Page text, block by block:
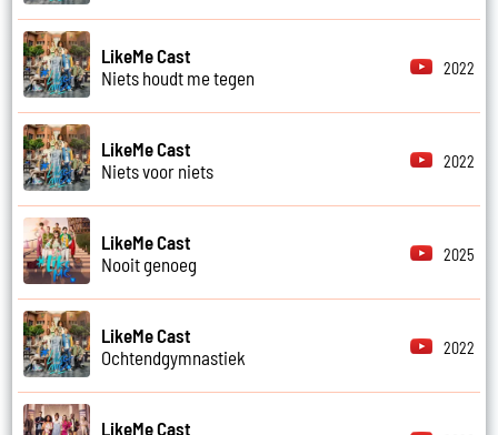
LikeMe Cast
Niets houdt me tegen
2022
LikeMe Cast
Niets voor niets
2022
LikeMe Cast
Nooit genoeg
2025
LikeMe Cast
Ochtendgymnastiek
2022
LikeMe Cast